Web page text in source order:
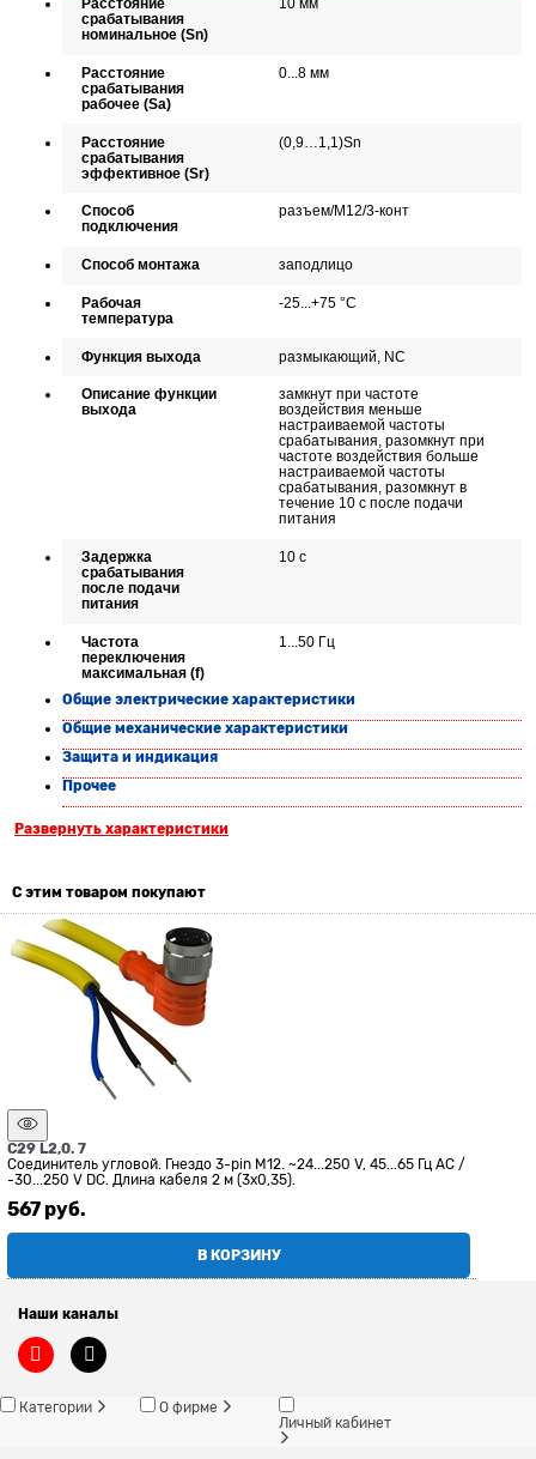
Расстояние
срабатывания
номинальное (Sn)
10 мм
Расстояние
срабатывания
рабочее (Sa)
0...8 мм
Расстояние
срабатывания
эффективное (Sr)
(0,9…1,1)Sn
Способ
подключения
разъем/М12/3-конт
Способ монтажа заподлицо
Рабочая
температура
-25...+75 °C
Функция выхода размыкающий, NC
Описание функции
выхода
замкнут при частоте
воздействия меньше
настраиваемой частоты
срабатывания, разомкнут при
частоте воздействия больше
настраиваемой частоты
срабатывания, разомкнут в
течение 10 с после подачи
питания
Задержка
срабатывания
после подачи
питания
10 с
Частота
переключения
максимальная (f)
1...50 Гц
Общие электрические характеристики
Общие механические характеристики
Защита и индикация
Прочее
Развернуть характеристики
С этим товаром покупают
C29 L2,0. 7
Соединитель угловой. Гнездо 3-pin M12. ~24...250 V, 45...65 Гц АС /
-30...250 V DC. Длина кабеля 2 м (3x0,35).
567 руб.
В КОРЗИНУ
Наши каналы
Категории
О фирме
Личный кабинет